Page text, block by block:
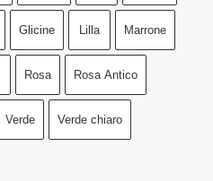
Glicine Lilla Marrone
Rosa Rosa Antico
Verde Verde chiaro